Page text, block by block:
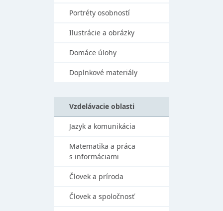
Portréty osobností
Ilustrácie a obrázky
Domáce úlohy
Doplnkové materiály
Vzdelávacie oblasti
Jazyk a komunikácia
Matematika a práca
s informáciami
Človek a príroda
Človek a spoločnosť